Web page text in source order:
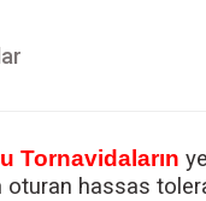
Tornavidaların
oturan hassas